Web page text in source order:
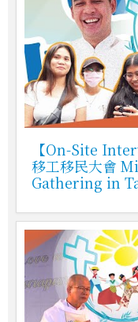
【On-Site
移工移民大會
Gathering in